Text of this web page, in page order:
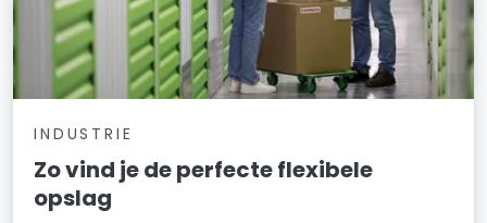
INDUSTRIE
Zo vind je de perfecte flexibele
opslag